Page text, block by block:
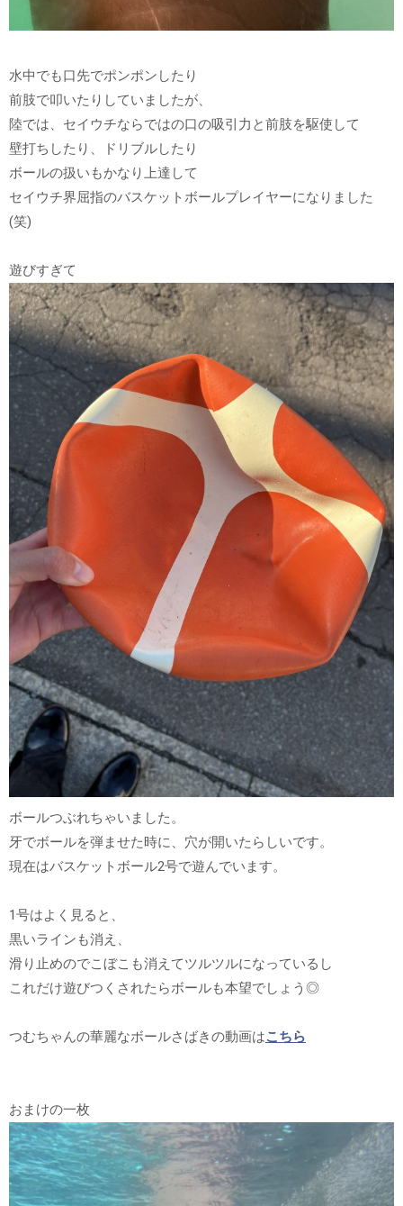
水中でも口先でポンポンしたり
前肢で叩いたりしていましたが、
陸では、セイウチならではの口の吸引力と前肢を駆使して
壁打ちしたり、ドリブルしたり
ボールの扱いもかなり上達して
セイウチ界屈指のバスケットボールプレイヤーになりました
(笑)
遊びすぎて
ボールつぶれちゃいました。
牙でボールを弾ませた時に、穴が開いたらしいです。
現在はバスケットボール2号で遊んでいます。
1号はよく見ると、
黒いラインも消え、
滑り止めのでこぼこも消えてツルツルになっているし
これだけ遊びつくされたらボールも本望でしょう◎
つむちゃんの華麗なボールさばきの動画はこちら
おまけの一枚